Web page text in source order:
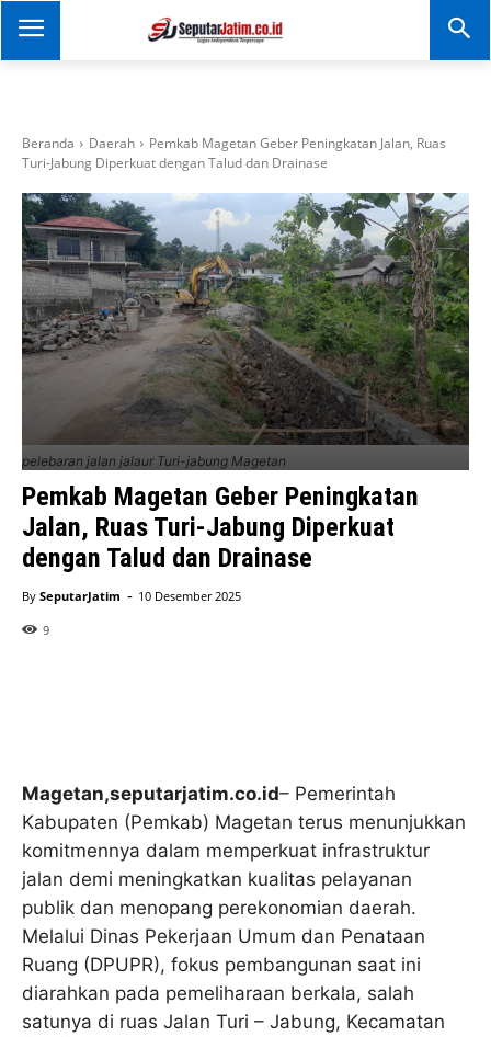
SEPUTAR JATIM
Portal Informasi Dan
Beranda Daerah
Pemkab Magetan Geber Peningkatan Jalan, Ruas
Turi-Jabung Diperkuat dengan Talud dan Drainase
pelebaran jalan jalaur Turi-jabung Magetan
Pemkab Magetan Geber Peningkatan
Jalan, Ruas Turi-Jabung Diperkuat
dengan Talud dan Drainase
By SeputarJatim - 10 Desember 2025
9
Magetan,seputarjatim.co.id– Pemerintah
Kabupaten (Pemkab) Magetan terus menunjukkan
komitmennya dalam memperkuat infrastruktur
jalan demi meningkatkan kualitas pelayanan
publik dan menopang perekonomian daerah.
Melalui Dinas Pekerjaan Umum dan Penataan
Ruang (DPUPR), fokus pembangunan saat ini
diarahkan pada pemeliharaan berkala, salah
satunya di ruas Jalan Turi – Jabung, Kecamatan